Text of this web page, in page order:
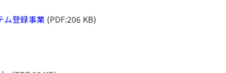
ム登録事業 (PDF:206 KB)